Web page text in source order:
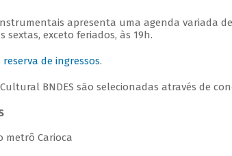
apresenta uma agenda variada
sextas, exceto feriados, às 19h.
reserva de ingressos.
BNDES são selecionadas através de
metrô Carioca